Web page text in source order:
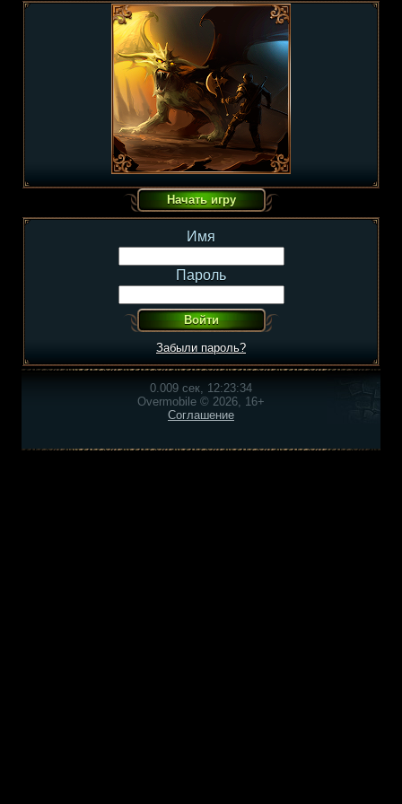
Имя
Пароль
Забыли пароль?
0.009 сек, 12:23:34
Overmobile © 2026, 16+
Соглашение